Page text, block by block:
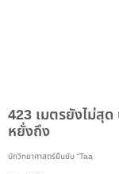
423 เมตรยังไม่สุด
หยั่งถึง
นักวิทยาศาสตร์ยืนยัน “Taa